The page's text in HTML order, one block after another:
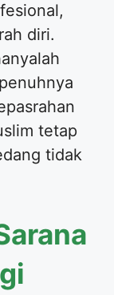
diri.
tetap
tidak